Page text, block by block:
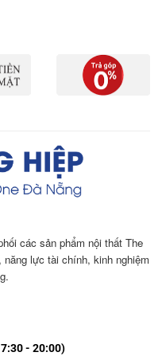
các sản phẩm nội thất The
lực tài chính, kinh nghiệm
- 20:00)